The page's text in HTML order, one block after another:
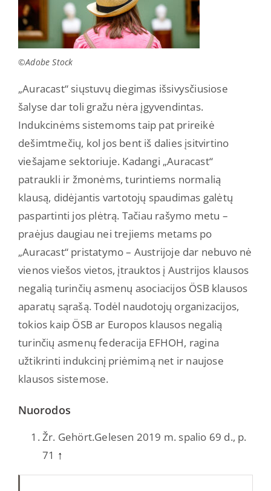
©Adobe Stock
„Auracast“ siųstuvų diegimas išsivysčiusiose
šalyse dar toli gražu nėra įgyvendintas.
Indukcinėms sistemoms taip pat prireikė
dešimtmečių, kol jos bent iš dalies įsitvirtino
viešajame sektoriuje. Kadangi „Auracast“
patraukli ir žmonėms, turintiems normalią
klausą, didėjantis vartotojų spaudimas galėtų
paspartinti jos plėtrą. Tačiau rašymo metu –
praėjus daugiau nei trejiems metams po
„Auracast“ pristatymo – Austrijoje dar nebuvo nė
vienos viešos vietos, įtrauktos į Austrijos klausos
negalią turinčių asmenų asociacijos ÖSB klausos
aparatų sąrašą. Todėl naudotojų organizacijos,
tokios kaip ÖSB ar Europos klausos negalią
turinčių asmenų federacija EFHOH, ragina
užtikrinti indukcinį priėmimą net ir naujose
klausos sistemose.
Nuorodos
Žr. Gehört.Gelesen 2019 m. spalio 69 d., p.
71 ↑